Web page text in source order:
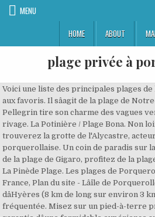
MENU
HOME
ABOUT
plage privée à
Voici une liste des principales plages de l’île. À proximité Ajouter aux favoris. Il sâagit de la plage de Notre-Dame. La plage du Pellegrin tire son charme des vagues vertes de pins qui ourlent son rivage. La Potinière / Plage Bona. Non loin de la plage, vous trouverez la grotte de l'Alycastre, acteur principal d'une légende porquerollaise. Un coin de paradis sur la côte d'azur Situé au bord de la plage de Gigaro, profitez de la plage privée de l'hôtel 4 étoiles La Pinède Plage. Les plages de Porquerolles. 83400 Hyères - France, Plan du site - Lâîle de Porquerolles est la plus vaste des îles dâHyères (8 km de long sur environ 3 km de large) et la plus fréquentée. Misez sur un pied-à-terre prestigieux pour avoir la garantie dâune formidable expérience au cÅur dâun cadre apaisant et ressourçant. Accessibles à pied ou en vélo, c’est un Must-Do de votre journée sur l’île. Porquerolles, ses plages de sable fin, ses eaux turquoise et transparentes. Vivez un instant magique sur une plage typique de la Côte d'Azur vous offrant une vue époustouflante sur la Mer Méditerranée et les îles dâOr et vous plongeant au cÅur de paysages exceptionnels. NÃ©cessite environ 1h de marche depuis le village ou 25 minutes de vÃ©lo. Les arbres projettent leur ombre bienfaisante sur ce long ruban de sable piqué de ganivelles qui évoquent la côte Atlantique. Câest un véritable paradis à quelques minutes de la presquâîle de Giens en bateau. Très fréquentée l'été, elle est beaucoup plus accessible à partir de septembre. Venez découvrir le Mas du Langoustier un hôtel restaurant de 48 chambres et suites à Porquerolles, une île au cÅur du Parc National de Port Cros. Musique d'ambiance et service soigné la plage privée L'Endroit face à l'ile de Porquerolles vous propose une cuisine méridionale et asiatique. La station balnéaire et toutes les plages de Porquerolles. Remportez un sÃ©jour pour 2 personnes Ã l'hÃ´tel Le Cep, en Bourgogne ! Made with by IRIS Interactive, Une nouvelle zone de mouillage à Port-Cros, Visite guidée à la découverte de Porquerolles, hors des sentiers battus, Le top 20 instagram de Janvier et Février. Chiller, danser, manger, bronzer, se baigner, prendre l'apéro, effectuer une activité nautique, un rendez-vous galant ou business, boire un verreâ¦ Il y a forcément l'activité qui vous convient. Site naturel (avec horaires et-ou payant), Guides de voyages et magazines du Petit FutÃ©. En partant du village il faut compter entre 30 et 40 minutes de marche mais Ã§a vaut le coup d'Åil. 28 oct. 2016 - Découvrez le tableau "Plage privée" de Camille V sur Pinterest. Pourtant, sur la face sud de lâîle, il y a de â¦ Elle est Ã©loignÃ©e du village (nous y sommes allÃ©s en vÃ©lo), mais la ballade en vaut la peine, elle est vraiment splendide. La plage Notre Dame est lâune des plus célèbres et des plus grandes plages de lâîle de Porquerolles. Sable fin, idéale pour les longues baignades ou les jeux d'eau. Nous vous remercions d'avoir signalÃ© cet utilisateur, un e-mail a Ã©tÃ© envoyÃ© Ã notre administrateur. Tout au bout, ne manquez pas de jeter un Åil Ã la maison aujourdâhui abandonnÃ©e de Pierrot le FouÂ : ce film rÃ©alisÃ© par Jean-Luc Godard en 1965 raconte l'odyssÃ©e Ã travers la France de Ferdinand (surnommÃ© Pierrot le Fou interprÃ©tÃ© par Jean-Paul Belmondo) et de son amie Marianne (Anna Karina) poursuivis par des gangsters. Bénéficiant d'un matériel permettant d'intervenir pour les 1 ers secours (défibrillateurs, équipement oxygène, pharmacieâ¦). Espace Lumiere Institut Du Monde Arabe Logement Étudiant Plage Privée Complexe Sportif Moucharabieh Caserne Pompier Plaque De Rue Claustra. Vidéo Vue Aérienne de l'Hôtel. Choisissez votre ville. Annonces à proximité de Porquerolles. Plan des plages à Porquerolles Choisissez une plage sur la carte et cliquez sur son nom pour accéder au détail. Politique de confidentialité - Rotonde du Park Hôtel Mentions légales - Une plage superbe et un spot idéal pour les sports nautiques. Possibilité de se restaurer sur celle-ci en saison. Site sauvage. Il faut bien 35 mn pour traverser l'Ã®le de porquerolles pour y accÃ©der mais la promenade (possibilitÃ© de louer un vÃ©lo) est dÃ©paysante et l'issue en est la rÃ©compense. Ces plages idylliques se trouvent sur la côte Nord de l’île, de part et d’autre du village. Au bout de la presqu'île côté Est, la plage de la Bergerie s'ouvre sur la baie de Hyères et les îles de Port Cros et Porquerolles. Un hôtel les pieds dans l'eau, une fondation d'art, une plage paradisiaqueâ¦ Cet été, cap sur Porquerolles. Elue plus belle plage dâEurope en 2015, cette plage âÂ la plus grande de lâÃ®le â, bordÃ©e dâune magnifique pinÃ¨de, est tout simplement splendideÂ ! Ces plages idylliques se trouvent sur la côte Nord de lâîle, de part et dâautre du village. Pourtant, sur la face sud de l’île, il y a de nombreuses criques qui se méritent (et qui méritent le détour). Achat vente Plage privée à Théoule-sur-Me L'un de nos meilleurs choix pour Théoule-sur-Mer. 04 94 58 00 97 Plage de L'Alycastre Située au nord de l'île, entre les plages de la Courtade, et celle de Notre-Dame, cette plage de sable et de graviers est très agréable. Vols Locations de vacances Certainement une des plages les plus belles du monde. La plage de la bergerie face à Porquerolles. NB : n’oubliez pas que cet environnement naturel est protégé et soumis à une réglementation spécifique. Un sÃ©jour de 2 jours/2nuits pour 2 personnes en Bourgogne avec l'hÃ´tel Le Cep - Spa Marie de Bourgogne . Favori. Pour passer une bonne soirée réservez une table en terrasse, la vue est magique sur le couché du soleil. La Plage d'argent à Porquerolles. Nous vous suggérons ces annonces à proximité de Porquerolles. Niché au large des côtes françaises, ce lieu magique sera pour vous un véritable havre de paix. Câest également lâunique plage surveillée de lâile et lâune des plus grandes. CrÃ©ez votre page, faites-vous connaÃ®tre et reconnaÃ®tre par la CommunautÃ© FutÃ©e, et profitez de tous nos